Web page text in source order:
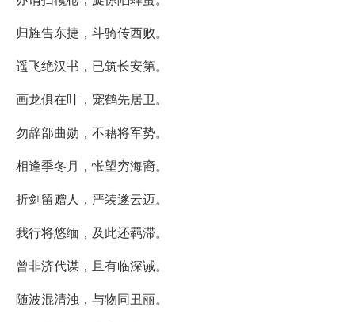
归旌告东捷，斗骑传西败。
遥飞绝汉书，已筑长安第。
画龙俱在叶，宠鹤先居卫。
勿辞部曲勋，不藉将军势。
相逢季冬月，怅望穷海裔。
折剑留赠人，严装遂云迈。
我行将悠缅，及此还羁滞。
曾非济代谋，且有临深诫。
随波混清浊，与物同丑丽。